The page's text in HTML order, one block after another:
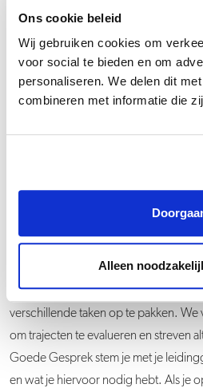
Ons cookie beleid
Wij gebruiken cookies om
voor social te bieden en om
personaliseren. We delen dit
combineren met informatie die
Alleen
op tijdens het gesprek. Wat
Wat doe je?
Buren is een boeiende gemeente
een uitgestrekt grondgebied waar
blijft je werk veelzijdig en uitdagend.
verschillende taken op te pakken. We
om trajecten te evalueren en streven
Goede Gesprek stem je met je
en wat je hiervoor nodig hebt. Als je